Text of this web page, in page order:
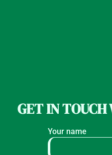
GET IN TOUCH
Your name